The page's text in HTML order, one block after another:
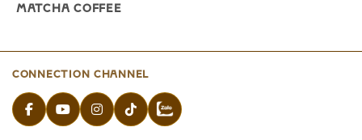
MATCHA COFFEE
CONNECTION CHANNEL